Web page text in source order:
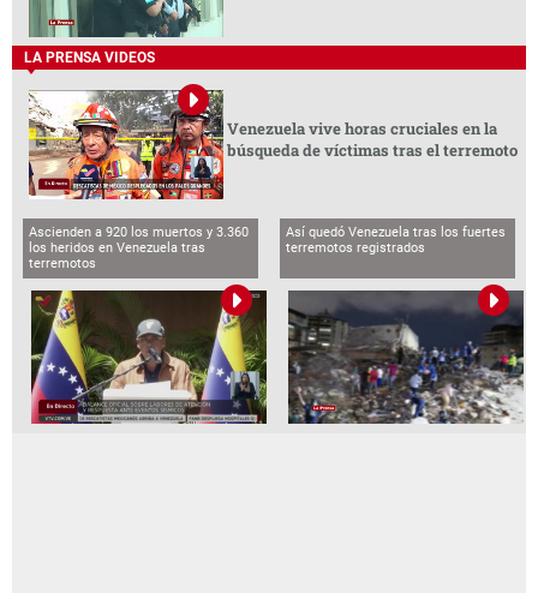
LA PRENSA VIDEOS
Venezuela vive horas cruciales en la
búsqueda de víctimas tras el terremoto
Ascienden a 920 los muertos y 3.360
los heridos en Venezuela tras
terremotos
Así quedó Venezuela tras los fuertes
terremotos registrados